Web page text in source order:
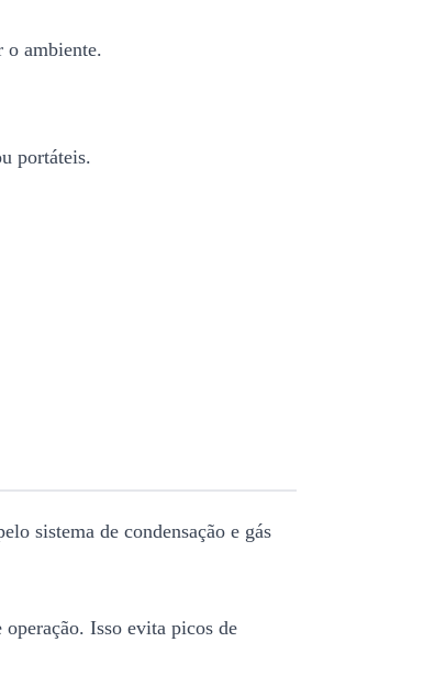
o ambiente.
portáteis.
sistema de condensação e gás
Isso evita picos de